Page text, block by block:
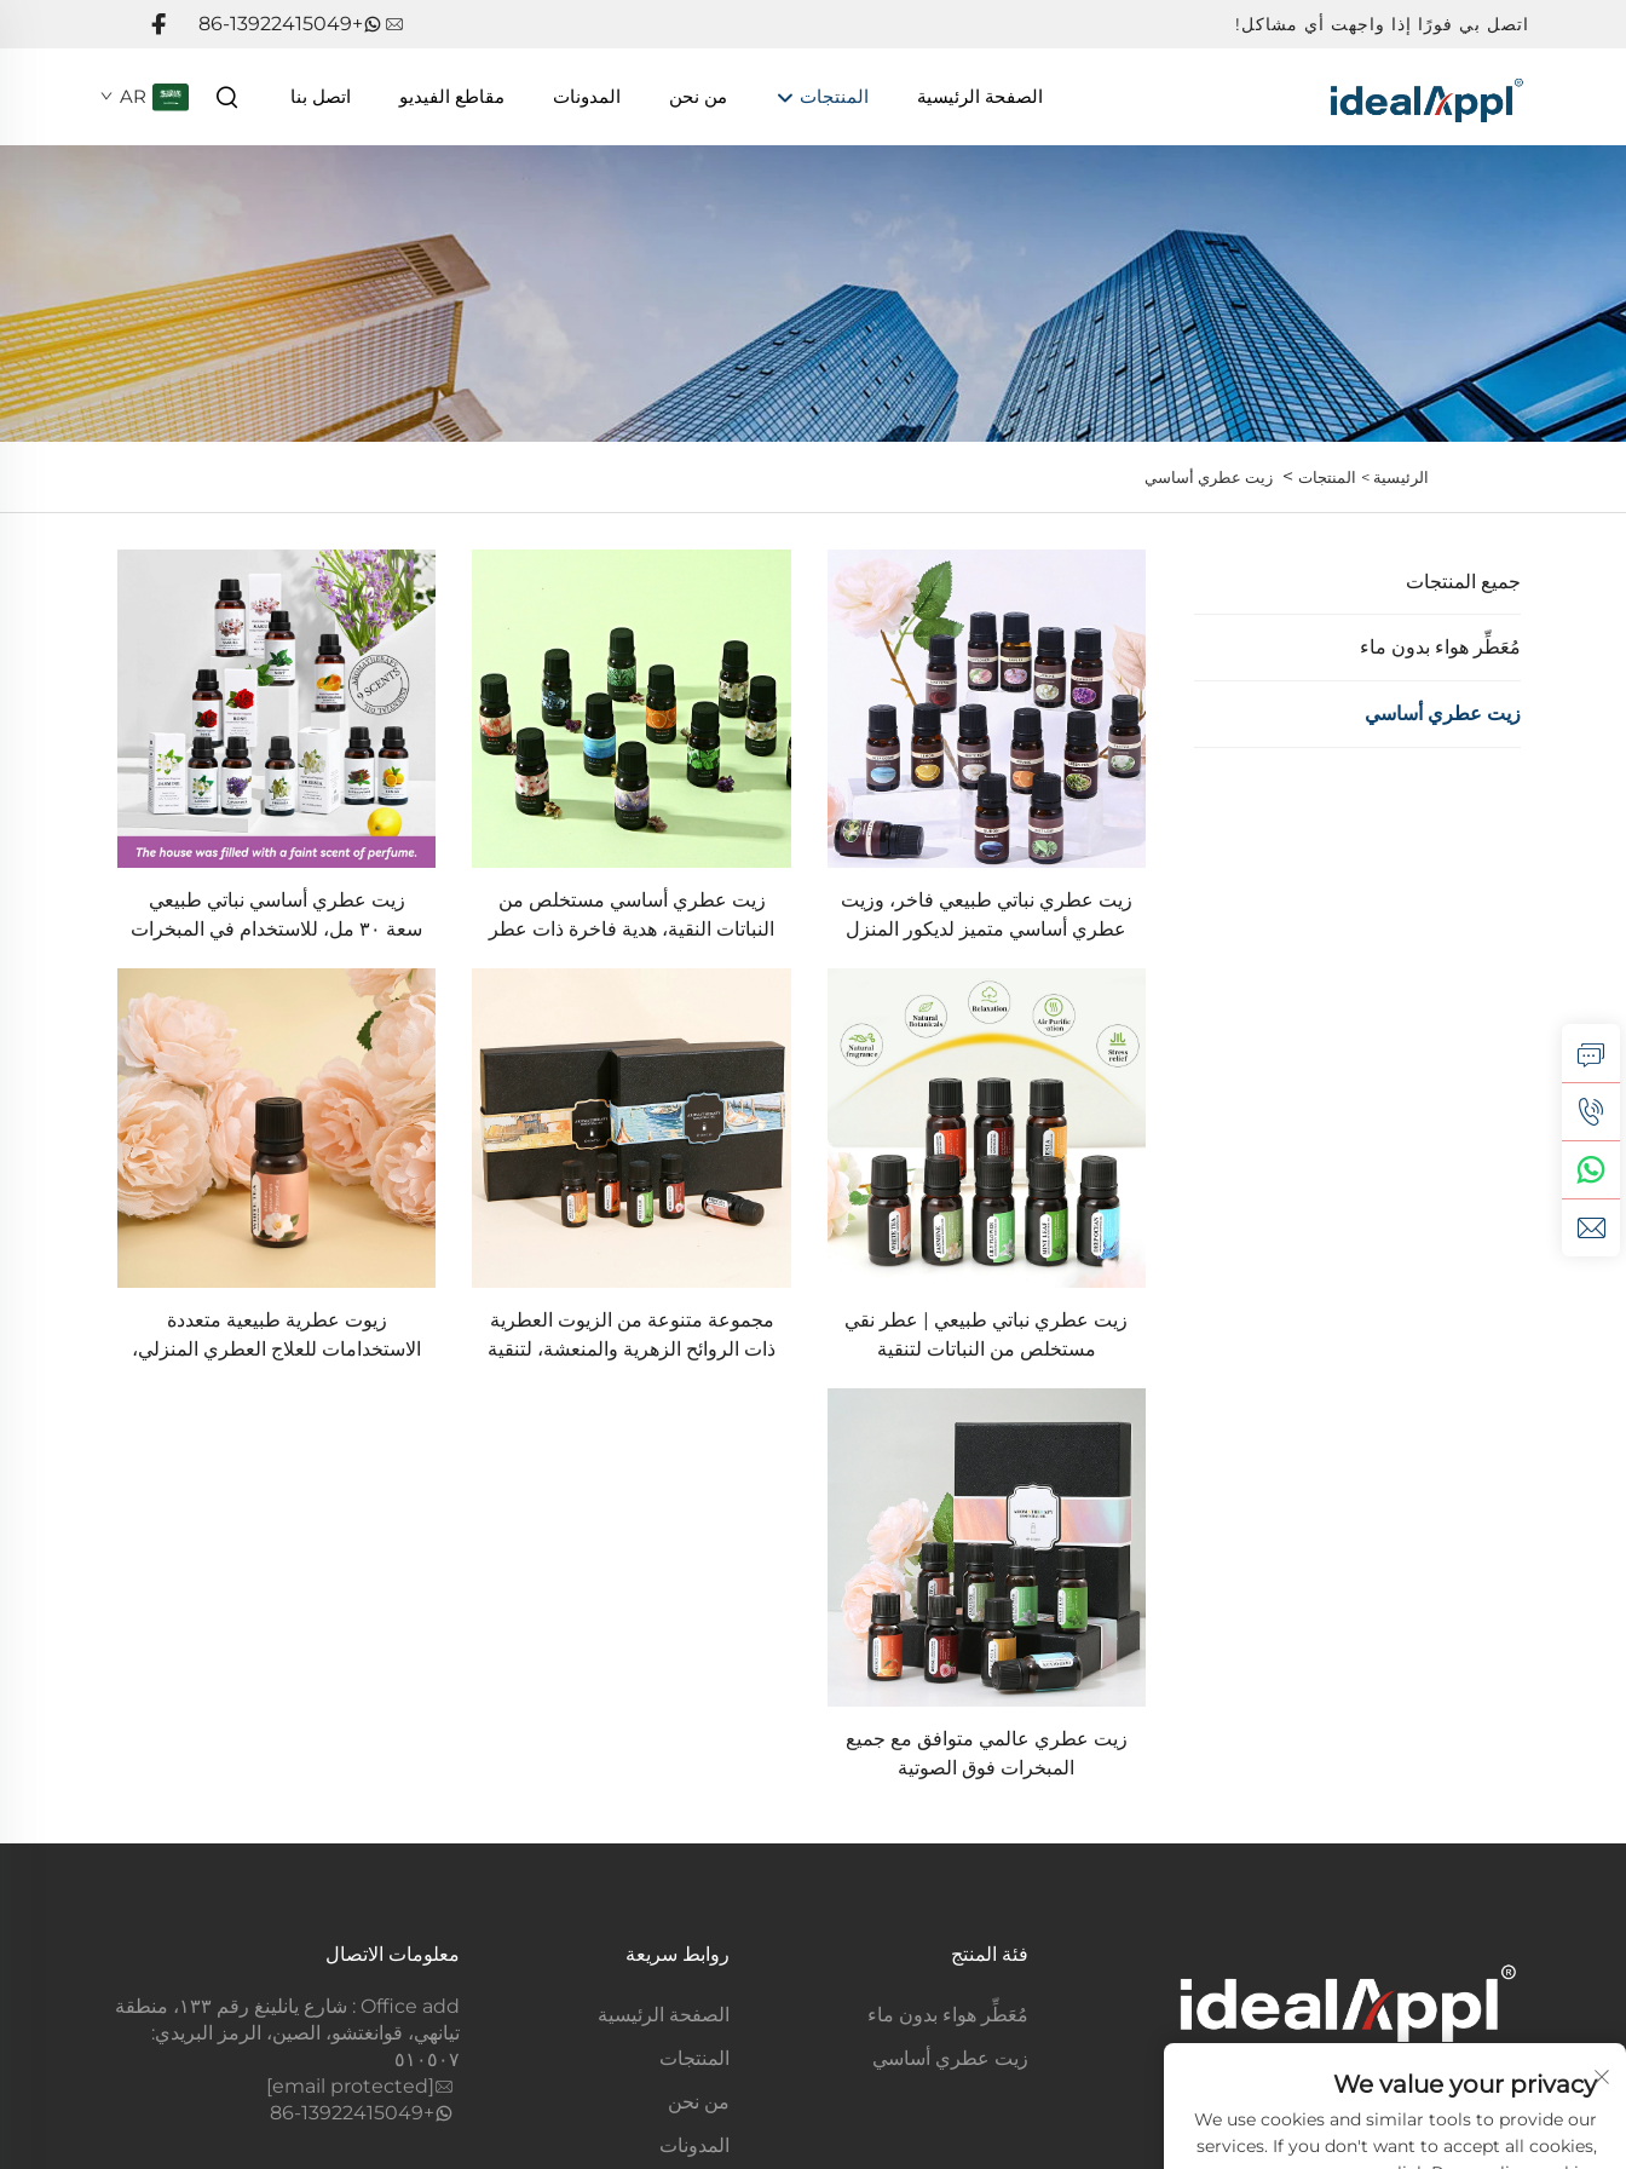
اتصل بي فورًا إذا واجهت أي مشاكل! +86-13922415049
الصفحة الرئيسية المنتجات من نحن المدونات مقاطع الفيديو اتصل بنا AR
الرئيسية > المنتجات> زيت عطري أساسي
جميع المنتجات
مُعَطِّر هواء بدون ماء
زيت عطري أساسي
زيت عطري نباتي طبيعي فاخر، وزيت
عطري أساسي متميز لديكور المنزل
زيت عطري أساسي مستخلص من
النباتات النقية، هدية فاخرة ذات عطر
زيت عطري أساسي نباتي طبيعي
سعة ٣٠ مل، للاستخدام في المبخرات
زيت عطري نباتي طبيعي | عطر نقي
مستخلص من النباتات لتنقية
مجموعة متنوعة من الزيوت العطرية
ذات الروائح الزهرية والمنعشة، لتنقية
زيوت عطرية طبيعية متعددة
الاستخدامات للعلاج العطري المنزلي،
زيت عطري عالمي متوافق مع جميع
المبخرات فوق الصوتية
فئة المنتج
مُعَطِّر هواء بدون ماء
زيت عطري أساسي
روابط سريعة
الصفحة الرئيسية
المنتجات
من نحن
المدونات
معلومات الاتصال
Office add : شارع يانلينغ رقم ١٣٣، منطقة
تيانهي، قوانغتشو، الصين، الرمز البريدي:
٥١٠٥٠٧
[email protected]
+86-13922415049
We value your privacy
We use cookies and similar tools to provide our
services. If you don't want to accept all cookies,